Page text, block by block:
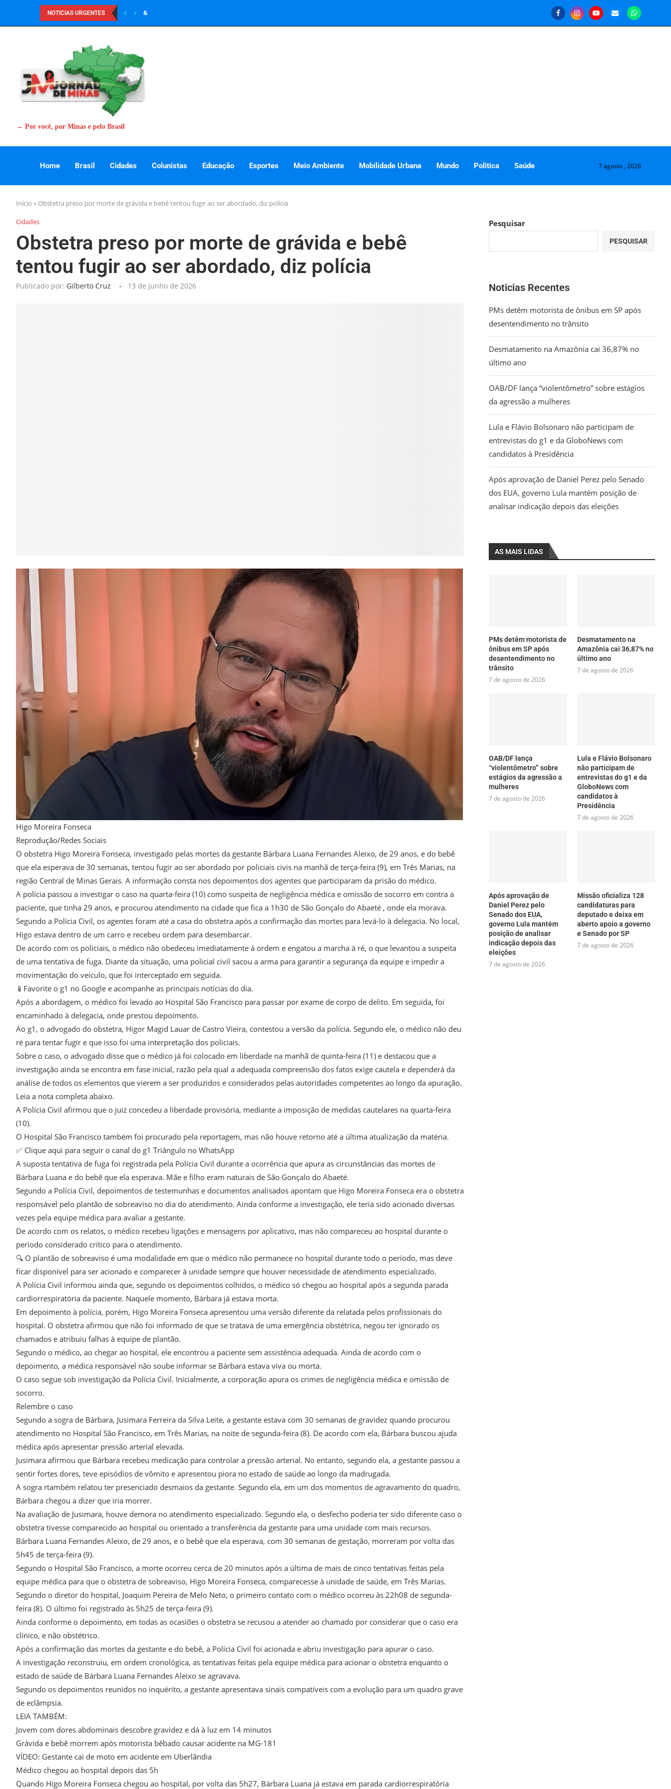
NOTICIAS URGENTES &
→ Por você, por Minas e pelo Brasil
Home Brasil Cidades Colunistas Educação Esportes Meio Ambiente Mobilidade Urbana Mundo Politica Saúde 7 agosto , 2026
Início » Obstetra preso por morte de grávida e bebê tentou fugir ao ser abordado, diz polícia
Cidades
Obstetra preso por morte de grávida e bebê
tentou fugir ao ser abordado, diz polícia
Publicado por: Gilberto Cruz 13 de junho de 2026
Higo Moreira Fonseca
Reprodução/Redes Sociais
O obstetra Higo Moreira Fonseca, investigado pelas mortes da gestante Bárbara Luana Fernandes Aleixo, de 29 anos, e do bebê
que ela esperava de 30 semanas, tentou fugir ao ser abordado por policiais civis na manhã de terça-feira (9), em Três Marias, na
região Central de Minas Gerais. A informação consta nos depoimentos dos agentes que participaram da prisão do médico.
A polícia passou a investigar o caso na quarta-feira (10) como suspeita de negligência médica e omissão de socorro em contra a
paciente, que tinha 29 anos, e procurou atendimento na cidade que fica a 1h30 de São Gonçalo do Abaeté , onde ela morava.
Segundo a Polícia Civil, os agentes foram até a casa do obstetra após a confirmação das mortes para levá-lo à delegacia. No local,
Higo estava dentro de um carro e recebeu ordem para desembarcar.
De acordo com os policiais, o médico não obedeceu imediatamente à ordem e engatou a marcha à ré, o que levantou a suspeita
de uma tentativa de fuga. Diante da situação, uma policial civil sacou a arma para garantir a segurança da equipe e impedir a
movimentação do veículo, que foi interceptado em seguida.
📱Favorite o g1 no Google e acompanhe as principais notícias do dia.
Após a abordagem, o médico foi levado ao Hospital São Francisco para passar por exame de corpo de delito. Em seguida, foi
encaminhado à delegacia, onde prestou depoimento.
Ao g1, o advogado do obstetra, Higor Magid Lauar de Castro Vieira, contestou a versão da polícia. Segundo ele, o médico não deu
ré para tentar fugir e que isso foi uma interpretação dos policiais.
Sobre o caso, o advogado disse que o médico já foi colocado em liberdade na manhã de quinta-feira (11) e destacou que a
investigação ainda se encontra em fase inicial, razão pela qual a adequada compreensão dos fatos exige cautela e dependerá da
análise de todos os elementos que vierem a ser produzidos e considerados pelas autoridades competentes ao longo da apuração.
Leia a nota completa abaixo.
A Polícia Civil afirmou que o juiz concedeu a liberdade provisória, mediante a imposição de medidas cautelares na quarta-feira
(10).
O Hospital São Francisco também foi procurado pela reportagem, mas não houve retorno até a última atualização da matéria.
✅ Clique aqui para seguir o canal do g1 Triângulo no WhatsApp
A suposta tentativa de fuga foi registrada pela Polícia Civil durante a ocorrência que apura as circunstâncias das mortes de
Bárbara Luana e do bebê que ela esperava. Mãe e filho eram naturais de São Gonçalo do Abaeté.
Segundo a Polícia Civil, depoimentos de testemunhas e documentos analisados apontam que Higo Moreira Fonseca era o obstetra
responsável pelo plantão de sobreaviso no dia do atendimento. Ainda conforme a investigação, ele teria sido acionado diversas
vezes pela equipe médica para avaliar a gestante.
De acordo com os relatos, o médico recebeu ligações e mensagens por aplicativo, mas não compareceu ao hospital durante o
período considerado crítico para o atendimento.
🔍 O plantão de sobreaviso é uma modalidade em que o médico não permanece no hospital durante todo o período, mas deve
ficar disponível para ser acionado e comparecer à unidade sempre que houver necessidade de atendimento especializado.
A Polícia Civil informou ainda que, segundo os depoimentos colhidos, o médico só chegou ao hospital após a segunda parada
cardiorrespiratória da paciente. Naquele momento, Bárbara já estava morta.
Em depoimento à polícia, porém, Higo Moreira Fonseca apresentou uma versão diferente da relatada pelos profissionais do
hospital. O obstetra afirmou que não foi informado de que se tratava de uma emergência obstétrica, negou ter ignorado os
chamados e atribuiu falhas à equipe de plantão.
Segundo o médico, ao chegar ao hospital, ele encontrou a paciente sem assistência adequada. Ainda de acordo com o
depoimento, a médica responsável não soube informar se Bárbara estava viva ou morta.
O caso segue sob investigação da Polícia Civil. Inicialmente, a corporação apura os crimes de negligência médica e omissão de
socorro.
Relembre o caso
Segundo a sogra de Bárbara, Jusimara Ferreira da Silva Leite, a gestante estava com 30 semanas de gravidez quando procurou
atendimento no Hospital São Francisco, em Três Marias, na noite de segunda-feira (8). De acordo com ela, Bárbara buscou ajuda
médica após apresentar pressão arterial elevada.
Jusimara afirmou que Bárbara recebeu medicação para controlar a pressão arterial. No entanto, segundo ela, a gestante passou a
sentir fortes dores, teve episódios de vômito e apresentou piora no estado de saúde ao longo da madrugada.
A sogra rtambém relatou ter presenciado desmaios da gestante. Segundo ela, em um dos momentos de agravamento do quadro,
Bárbara chegou a dizer que iria morrer.
Na avaliação de Jusimara, houve demora no atendimento especializado. Segundo ela, o desfecho poderia ter sido diferente caso o
obstetra tivesse comparecido ao hospital ou orientado a transferência da gestante para uma unidade com mais recursos.
Bárbara Luana Fernandes Aleixo, de 29 anos, e o bebê que ela esperava, com 30 semanas de gestação, morreram por volta das
5h45 de terça-feira (9).
Segundo o Hospital São Francisco, a morte ocorreu cerca de 20 minutos após a última de mais de cinco tentativas feitas pela
equipe médica para que o obstetra de sobreaviso, Higo Moreira Fonseca, comparecesse à unidade de saúde, em Três Marias.
Segundo o diretor do hospital, Joaquim Pereira de Melo Neto, o primeiro contato com o médico ocorreu às 22h08 de segunda-
feira (8). O último foi registrado às 5h25 de terça-feira (9).
Ainda conforme o depoimento, em todas as ocasiões o obstetra se recusou a atender ao chamado por considerar que o caso era
clínico, e não obstétrico.
Após a confirmação das mortes da gestante e do bebê, a Polícia Civil foi acionada e abriu investigação para apurar o caso.
A investigação reconstruiu, em ordem cronológica, as tentativas feitas pela equipe médica para acionar o obstetra enquanto o
estado de saúde de Bárbara Luana Fernandes Aleixo se agravava.
Segundo os depoimentos reunidos no inquérito, a gestante apresentava sinais compatíveis com a evolução para um quadro grave
de eclâmpsia.
LEIA TAMBÉM:
Jovem com dores abdominais descobre gravidez e dá à luz em 14 minutos
Grávida e bebê morrem após motorista bêbado causar acidente na MG-181
VÍDEO: Gestante cai de moto em acidente em Uberlândia
Médico chegou ao hospital depois das 5h
Quando Higo Moreira Fonseca chegou ao hospital, por volta das 5h27, Bárbara Luana já estava em parada cardiorrespiratória
Pesquisar
PESQUISAR
Noticias Recentes
PMs detêm motorista de ônibus em SP após
desentendimento no trânsito
Desmatamento na Amazônia cai 36,87% no
último ano
OAB/DF lança “violentômetro” sobre estágios
da agressão a mulheres
Lula e Flávio Bolsonaro não participam de
entrevistas do g1 e da GloboNews com
candidatos à Presidência
Após aprovação de Daniel Perez pelo Senado
dos EUA, governo Lula mantém posição de
analisar indicação depois das eleições
AS MAIS LIDAS
PMs detêm motorista de
ônibus em SP após
desentendimento no
trânsito
7 de agosto de 2026
Desmatamento na
Amazônia cai 36,87% no
último ano
7 de agosto de 2026
OAB/DF lança
“violentômetro” sobre
estágios da agressão a
mulheres
7 de agosto de 2026
Lula e Flávio Bolsonaro
não participam de
entrevistas do g1 e da
GloboNews com
candidatos à
Presidência
7 de agosto de 2026
Após aprovação de
Daniel Perez pelo
Senado dos EUA,
governo Lula mantém
posição de analisar
indicação depois das
eleições
7 de agosto de 2026
Missão oficializa 128
candidaturas para
deputado e deixa em
aberto apoio a governo
e Senado por SP
7 de agosto de 2026